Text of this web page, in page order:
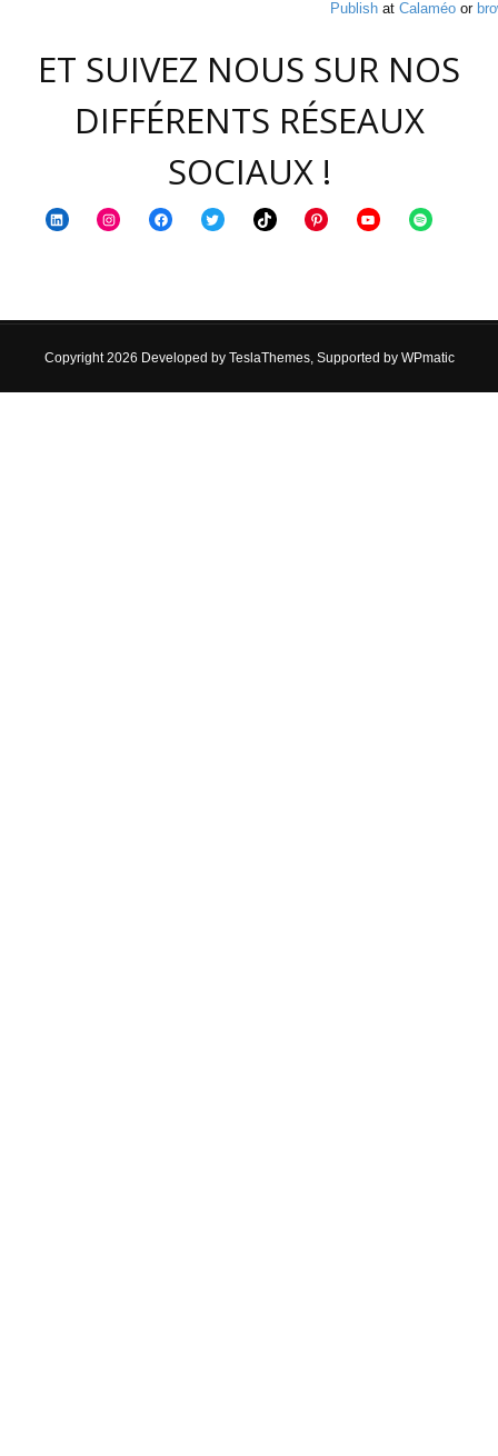
Publishat Calaméoor
ET SUIVEZ NOUS SUR NOS
DIFFÉRENTS RÉSEAUX
SOCIAUX !
Copyright 2026 Developed by TeslaThemes, Supported by WPmatic